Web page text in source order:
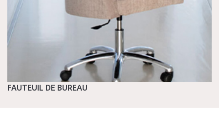
FAUTEUIL DE BUREAU